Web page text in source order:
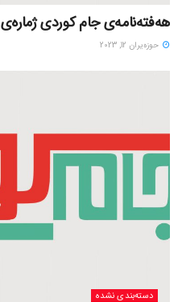
هەفتەنامەی جام کوردی ژمارەی 323
حوزه‌یران 12, 2023
دسته‌بندی نشده